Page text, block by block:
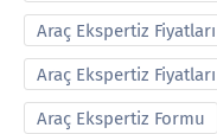
Araç Ekspertiz Fiyatları
Araç Ekspertiz
Araç Ekspertiz Formu